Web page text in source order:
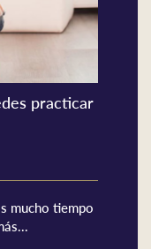
practicar
mucho tiempo